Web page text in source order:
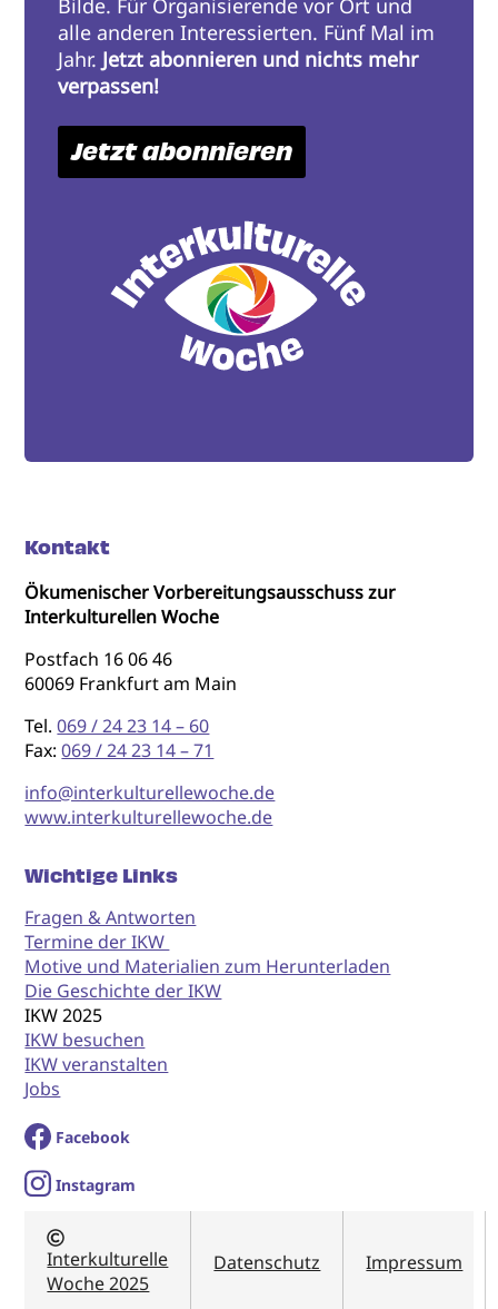
Bilde. Für Organisierende vor Ort und
alle anderen Interessierten. Fünf Mal im
Jahr. Jetzt abonnieren und nichts mehr
verpassen!
Jetzt abonnieren
Kontakt
Ökumenischer Vorbereitungsausschuss zur
Interkulturellen Woche
Postfach 16 06 46
60069 Frankfurt am Main
Tel.069 / 24 23 14 – 60
Fax:069 / 24 23 14 – 71
info@interkulturellewoche.de
www.interkulturellewoche.de
Wichtige Links
Fragen & Antworten
Termine der IKW
Motive und Materialien zum Herunterladen
Die Geschichte der IKW
IKW 2025
IKW besuchen
IKW veranstalten
Jobs
Facebook
Instagram
Interkulturelle
Woche 2025
Datenschutz Impressum